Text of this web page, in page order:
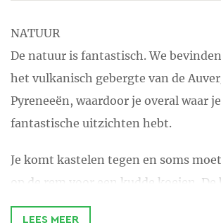
NATUUR
De natuur is fantastisch. We
het vulkanisch gebergte van de
Pyreneeën, waardoor je overal waar
fantastische uitzichten hebt.
Je komt kastelen tegen en soms
op de rem voor een kudde koeien.
zijn koeien van de ene weide naar de
LEES MEER